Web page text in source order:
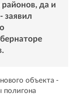
да и
заявил
объекта -
полигона